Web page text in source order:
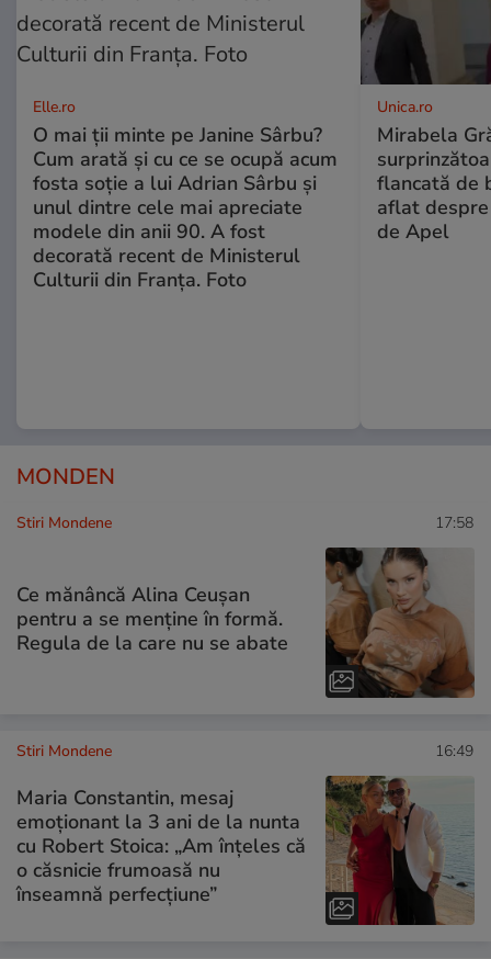
Elle.ro
O mai ții minte pe Janine Sârbu?
Cum arată și cu ce se ocupă acum
fosta soție a lui Adrian Sârbu și
unul dintre cele mai apreciate
modele din anii 90. A fost
decorată recent de Ministerul
Culturii din Franța. Foto
Unica.ro
Mirabela
flancată de
aflat
de Apel
MONDEN
Stiri Mondene 17:58
Ce mănâncă Alina Ceușan
pentru a se menține în formă.
Regula de la care nu se abate
Stiri Mondene 16:49
Maria Constantin, mesaj
emoționant la 3 ani de la nunta
cu Robert Stoica: „Am înțeles că
o căsnicie frumoasă nu
înseamnă perfecțiune”